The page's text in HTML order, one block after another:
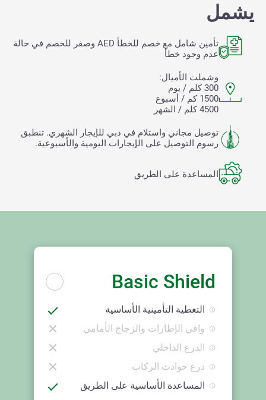
يشمل
تأمين شامل مع خصم للخطأ
AED وصفر للخصم في حالة
عدم وجود خطأ
وشملت الأميال:
300 كلم / يوم
1500 كم / أسبوع
4500 كلم / الشهر
توصيل مجاني واستلام في دبي للإيجار الشهري. تنطبق
رسوم التوصيل على الإيجارات اليومية والأسبوعية.
المساعدة على الطريق
Basic Shield
التغطية التأمينية الأساسية
واقي الإطارات والزجاج الأمامي
الدرع الداخلي
درع حوادث الركاب
المساعدة الأساسية على الطريق